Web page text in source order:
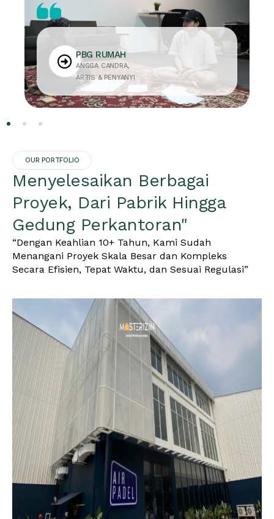
PBG RUMAH
ANGGA CANDRA,
ARTIS & PENYANYI
OUR PORTFOLIO
Menyelesaikan Berbagai
Proyek, Dari Pabrik Hingga
Gedung Perkantoran"
“Dengan Keahlian 10+ Tahun, Kami Sudah
Menangani Proyek Skala Besar dan Kompleks
Secara Efisien, Tepat Waktu, dan Sesuai Regulasi”